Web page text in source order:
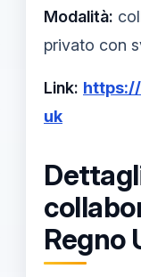
Modalità:
privato con
Link:
uk
Regno